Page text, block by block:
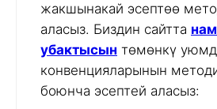
жакшынакай эсептөө
аласыз. Биздин сайтта
убактысын төмөнкү
конвенцияларынын
боюнча эсептей аласыз: